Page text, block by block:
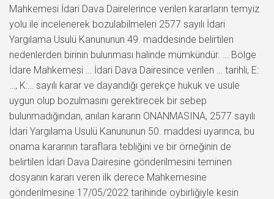
Mahkemesi İdari Dava Dairelerince verilen kararların temyiz
yolu ile incelenerek bozulabilmeleri 2577 sayılı İdari
Yargılama Usulü Kanununun 49. maddesinde belirtilen
nedenlerden birinin bulunması halinde mümkündür. … Bölge
İdare Mahkemesi … İdari Dava Dairesince verilen … tarihli, E:
…, K:… sayılı karar ve dayandığı gerekçe hukuk ve usule
uygun olup bozulmasını gerektirecek bir sebep
bulunmadığından, anılan kararın ONANMASINA, 2577 sayılı
İdari Yargılama Usulü Kanununun 50. maddesi uyarınca, bu
onama kararının taraflara tebliğini ve bir örneğinin de
belirtilen İdari Dava Dairesine gönderilmesini teminen
dosyanın kararı veren ilk derece Mahkemesine
gönderilmesine 17/05/2022 tarihinde oybirliğiyle kesin